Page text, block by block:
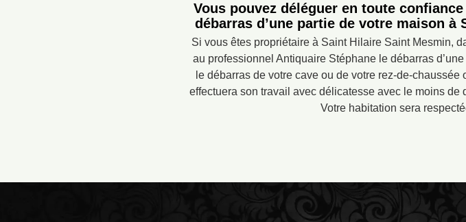
Vous pouvez déléguer en toute
débarras d’une partie de votre maison
Si vous êtes propriétaire à Saint Hilaire Saint Mesmin,
au professionnel Antiquaire Stéphane le débarras
le débarras de votre cave ou de votre rez-de-chaussée
effectuera son travail avec délicatesse avec le moins
Votre habitation sera